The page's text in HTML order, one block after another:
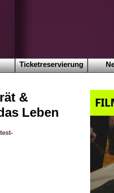
Ticketreservierung
&
Leben